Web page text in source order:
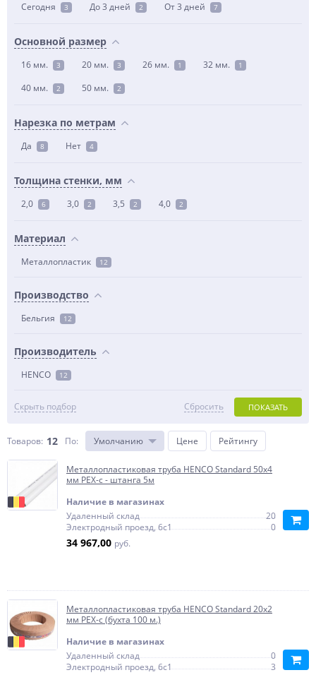
Сегодня 3 До 3 дней 2 От 3 дней 7
Основной размер
16 мм. 3 20 мм. 3 26 мм. 1 32 мм. 1
40 мм. 2 50 мм. 2
Нарезка по метрам
Да 8 Нет 4
Толщина стенки, мм
2,0 6 3,0 2 3,5 2 4,0 2
Материал
Металлопластик 12
Производство
Бельгия 12
Производитель
HENCO 12
Скрыть подбор ПОКАЗАТЬ
Сбросить
Товаров: 12 По: Умолчанию Цене Рейтингу
Металлопластиковая труба HENCO Standard 50х4
мм PEX-c - штанга 5м
Наличие в магазинах
Удаленный склад
20
Электродный проезд, 6с1
0
34 967,00 руб.
Металлопластиковая труба HENCO Standard 20х2
мм PEX-c (бухта 100 м.)
Наличие в магазинах
Удаленный склад
0
Электродный проезд, 6с1
3